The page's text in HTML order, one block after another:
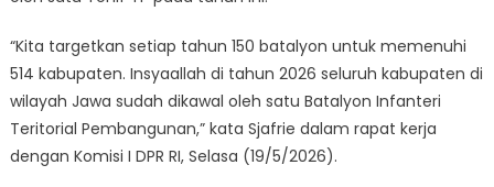
“Kita targetkan setiap tahun 150 batalyon untuk memenuhi
514 kabupaten. Insyaallah di tahun 2026 seluruh kabupaten di
wilayah Jawa sudah dikawal oleh satu Batalyon Infanteri
Teritorial Pembangunan,” kata Sjafrie dalam rapat kerja
dengan Komisi I DPR RI, Selasa (19/5/2026).